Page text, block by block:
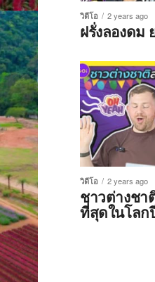
วิดีโอ 2 years ago
ฝรั่งลองดม
วิดีโอ 2 years ago
ชาวต่างชา
ที่สุดในโลก